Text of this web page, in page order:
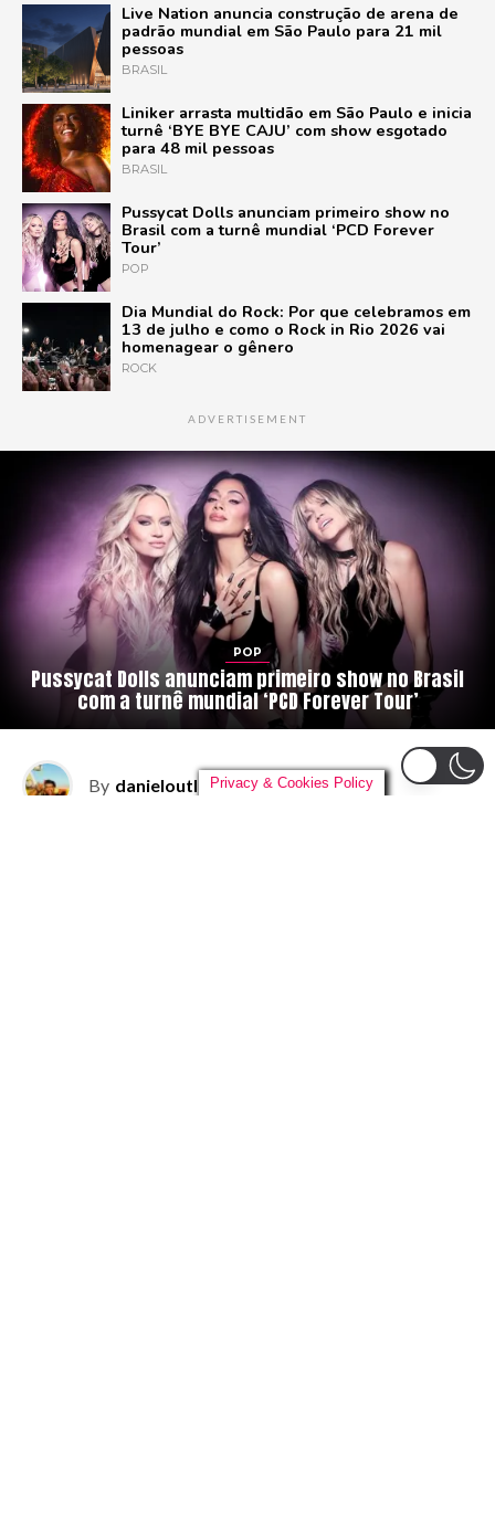
Live Nation anuncia construção de arena de
padrão mundial em São Paulo para 21 mil
pessoas
BRASIL
Liniker arrasta multidão em São Paulo e inicia
turnê ‘BYE BYE CAJU’ com show esgotado
para 48 mil pessoas
BRASIL
Pussycat Dolls anunciam primeiro show no
Brasil com a turnê mundial ‘PCD Forever
Tour’
POP
Dia Mundial do Rock: Por que celebramos em
13 de julho e como o Rock in Rio 2026 vai
homenagear o gênero
ROCK
ADVERTISEMENT
POP
Pussycat Dolls anunciam primeiro show no Brasil
com a turnê mundial ‘PCD Forever Tour’
By danieloutlander on 04/08/2026
Privacy & Cookies Policy